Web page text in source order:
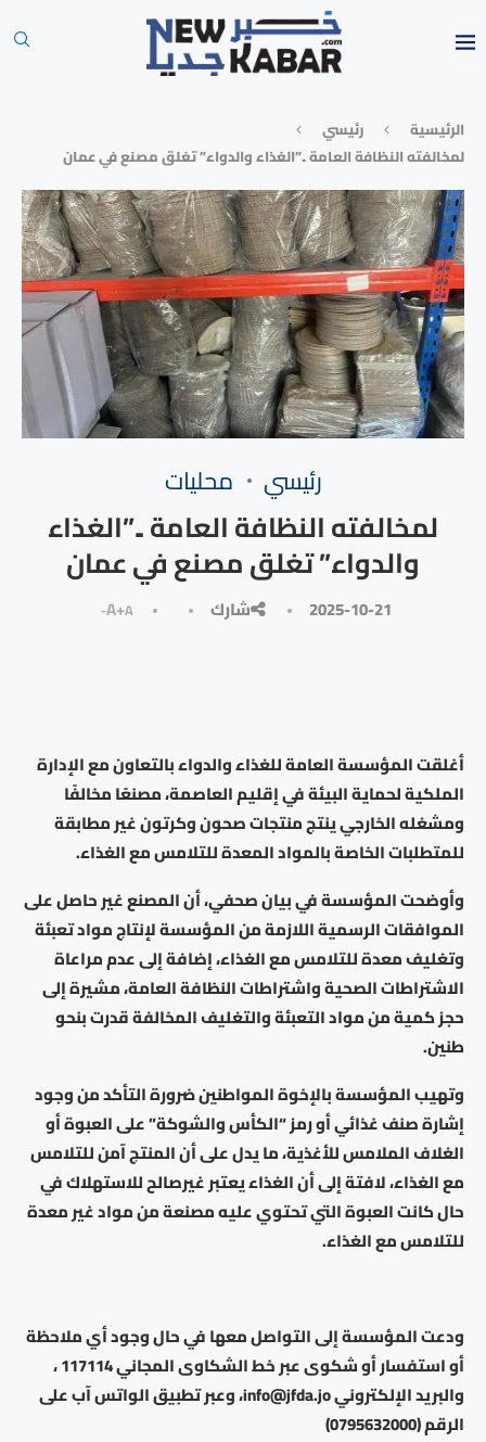
الرئيسية
رئيسي
لمخالفته النظافة العامة ..”الغذاء والدواء” تغلق مصنع في عمان
رئيسي محليات
لمخالفته النظافة العامة ..”الغذاء
والدواء” تغلق مصنع في عمان
2025-10-21 شارك A+A-
أغلقت المؤسسة العامة للغذاء والدواء بالتعاون مع الإدارة
الملكية لحماية البيئة في إقليم العاصمة، مصنعًا مخالفًا
ومشغله الخارجي ينتج منتجات صحون وكرتون غير مطابقة
للمتطلبات الخاصة بالمواد المعدة للتلامس مع الغذاء.
وأوضحت المؤسسة في بيان صحفي، أن المصنع غير حاصل على
الموافقات الرسمية اللازمة من المؤسسة لإنتاج مواد تعبئة
وتغليف معدة للتلامس مع الغذاء، إضافة إلى عدم مراعاة
الاشتراطات الصحية واشتراطات النظافة العامة، مشيرة إلى
حجز كمية من مواد التعبئة والتغليف المخالفة قدرت بنحو
طنين.
وتهيب المؤسسة بالإخوة المواطنين ضرورة التأكد من وجود
إشارة صنف غذائي أو رمز “الكأس والشوكة” على العبوة أو
الغلاف الملامس للأغذية، ما يدل على أن المنتج آمن للتلامس
مع الغذاء، لافتة إلى أن الغذاء يعتبر غيرصالح للاستهلاك في
حال كانت العبوة التي تحتوي عليه مصنعة من مواد غير معدة
للتلامس مع الغذاء.
ودعت المؤسسة إلى التواصل معها في حال وجود أي ملاحظة
أو استفسار أو شكوى عبر خط الشكاوى المجاني 117114 ،
والبريد الإلكتروني info@jfda.jo، وعبر تطبيق الواتس آب على
الرقم (0795632000)